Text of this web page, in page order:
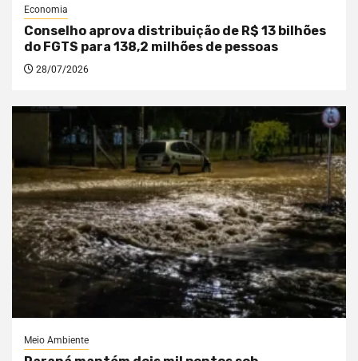
Economia
Conselho aprova distribuição de R$ 13 bilhões
do FGTS para 138,2 milhões de pessoas
28/07/2026
Meio Ambiente